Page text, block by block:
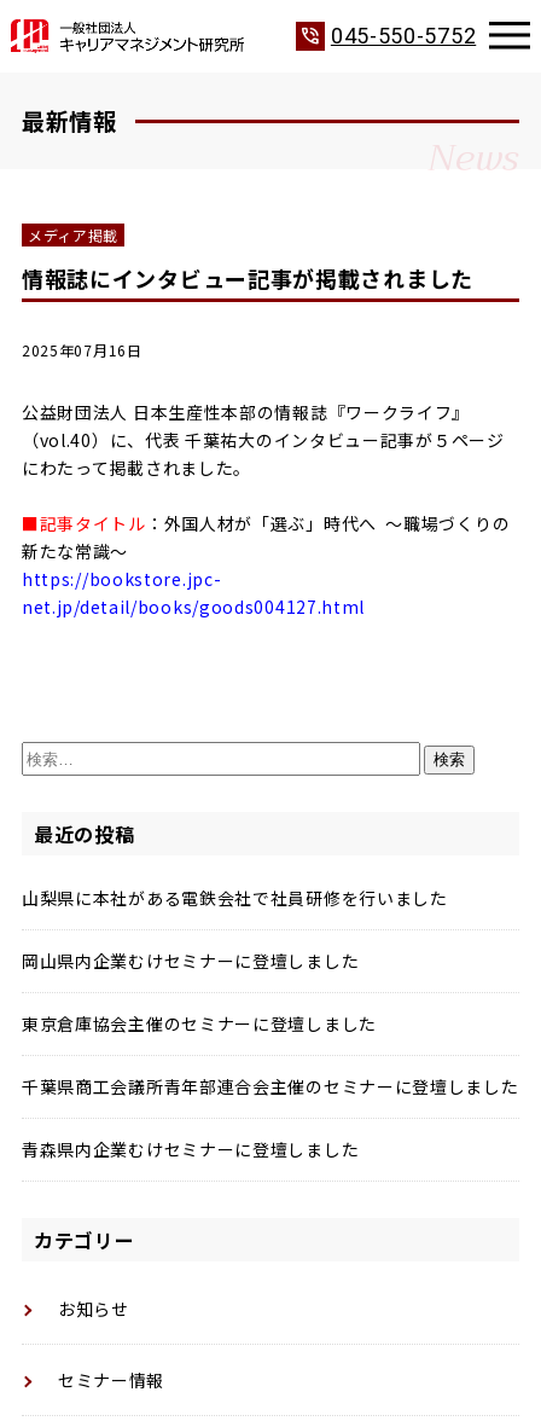
phone_in_talk 045-550-5752
最新情報
News
メディア掲載
情報誌にインタビュー記事が掲載されました
2025年07月16日
公益財団法人 日本生産性本部の情報誌『ワークライフ』
（vol.40）に、代表 千葉祐大のインタビュー記事が５ページ
にわたって掲載されました。
■記事タイトル ：外国人材が「選ぶ」時代へ ～職場づくりの
新たな常識～
https://bookstore.jpc-
net.jp/detail/books/goods004127.html
検
索:
最近の投稿
山梨県に本社がある電鉄会社で社員研修を行いました
岡山県内企業むけセミナーに登壇しました
東京倉庫協会主催のセミナーに登壇しました
千葉県商工会議所青年部連合会主催のセミナーに登壇しました
青森県内企業むけセミナーに登壇しました
カテゴリー
お知らせ
セミナー情報